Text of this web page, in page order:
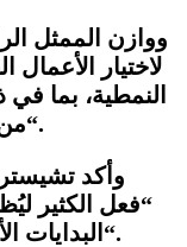
ووازن الممثل
لاختيار
“.
وأكد
“فعل الكثير
البدايات “.